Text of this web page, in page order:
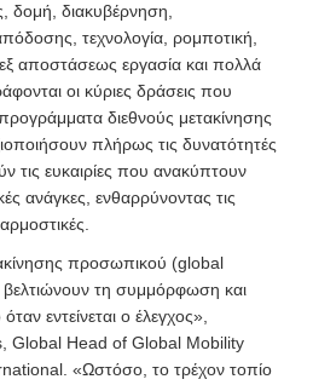
δομή, διακυβέρνηση,
τεχνολογία, ρομποτική,
αποστάσεως εργασία και πολλά
οι κύριες δράσεις που
διεθνούς μετακίνησης
πλήρως τις δυνατότητές
τις ευκαιρίες που ανακύπτουν
ανάγκες, ενθαρρύνοντας τις
προσωπικού (global
τη συμμόρφωση και
όταν εντείνεται ο έλεγχος»,
Global Head of Global Mobility
«Ωστόσο, το τρέχον τοπίο